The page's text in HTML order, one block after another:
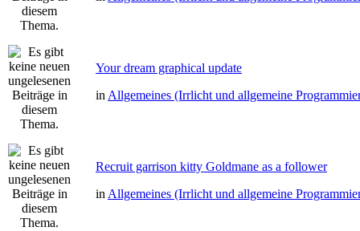
Your dream graphical update
in Allgemeines (Irrlicht und allgemeine
Recruit garrison kitty Goldmane as a follower
in Allgemeines (Irrlicht und allgemeine